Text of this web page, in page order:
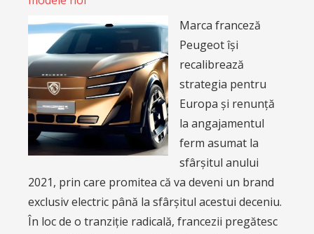
Marca franceză
Peugeot își
recalibrează
strategia pentru
Europa și renunță
la angajamentul
ferm asumat la
sfârșitul anului
2021, prin care promitea că va deveni un brand
exclusiv electric până la sfârșitul acestui deceniu.
În loc de o tranziție radicală, francezii pregătesc